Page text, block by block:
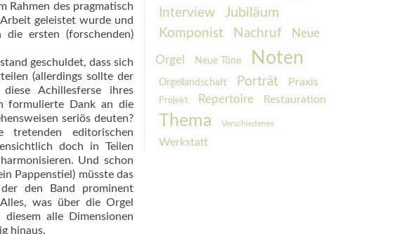
des pragmatisch
geleistet wurde und
ersten (forschenden)
geschuldet, dass sich
(allerdings sollte der
Achillesferse ihres
formulierte Dank an die
seriös deuten?
editorischen
doch in Teilen
Und schon
Pappenstiel) müsste das
der den Band prominent
was über die Orgel
alle Dimensionen
hinaus.
Interview
Jubiläum
Komponist
Nachruf Neue
Orgel Neue Töne Noten
Orgellandschaft Porträt Praxis
Projekt Repertoire Restauration
Thema Verschiedenes
Werkstatt